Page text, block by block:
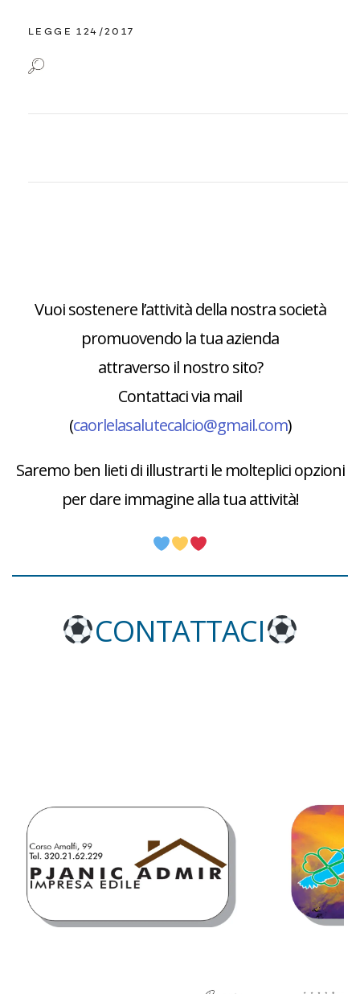
LEGGE 124/2017
Vuoi sostenere l’attività della nostra società
promuovendo la tua azienda
attraverso il nostro sito?
Contattaci via mail
(caorlelasalutecalcio@gmail.com)
Saremo ben lieti di illustrarti le molteplici opzioni
per dare immagine alla tua attività!
CONTATTACI